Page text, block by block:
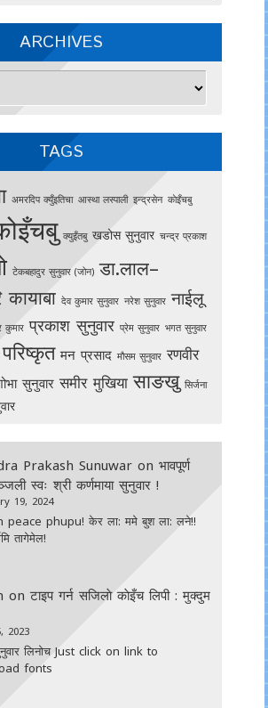
ARCHIVES
TAGS
अमरदिप क्युँइतिचा आस्था लस्पाली इन्द्रसेन काेइँचबु
क्युइँतबु खडोस सुनुवार चन्द्र प्रकाश
टेकबहादुर सुनुवार (जोन) डा.लाल–
कायाबा देव कुमार सुनुवार नरेश सुनुवार नाईलू
कुमार प्रकाश सुनुवार प्रेम सुनुवार भगत सुनुवार
मन प्रसाद मौसम सुनुवार रणवीर
सुनुवार समीर मुखिया साङखु सिर्जना
Prakash Sunuwar onभावपूर्ण
स्वः श्री कर्णमाया सुनुवार !
19, 2024
peace phupu! केर ला: ममे बुश ला: लने!!
तागेमेल!
onटाइप गर्न सजिलाे काेइँच लिपी : मुक्दुम
2023
लिनोच Just click on link to
fonts